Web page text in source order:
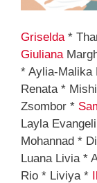
Griselda *
Giuliana
* Aylia-Malika
Renata *
Zsombor *
Layla
Mohannad *
Luana Livia *
Rio * Liviya *